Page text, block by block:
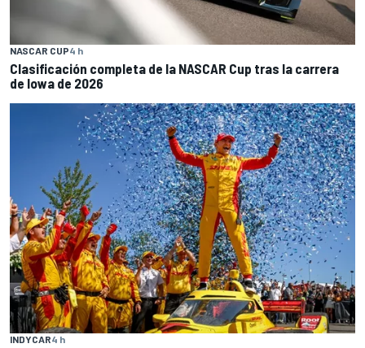
NASCAR CUP4 h
Clasificación completa de la NASCAR Cup tras la carrera
de Iowa de 2026
INDYCAR4 h